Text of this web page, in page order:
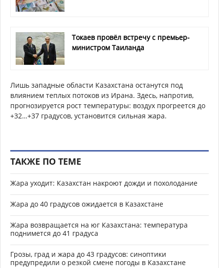
Токаев провёл встречу с премьер-
министром Таиланда
Лишь западные области Казахстана останутся под
влиянием теплых потоков из Ирана. Здесь, напротив,
прогнозируется рост температуры: воздух прогреется до
+32…+37 градусов, установится сильная жара.
ТАКЖЕ ПО ТЕМЕ
Жара уходит: Казахстан накроют дожди и похолодание
Жара до 40 градусов ожидается в Казахстане
Жара возвращается на юг Казахстана: температура
поднимется до 41 градуса
Грозы, град и жара до 43 градусов: синоптики
предупредили о резкой смене погоды в Казахстане